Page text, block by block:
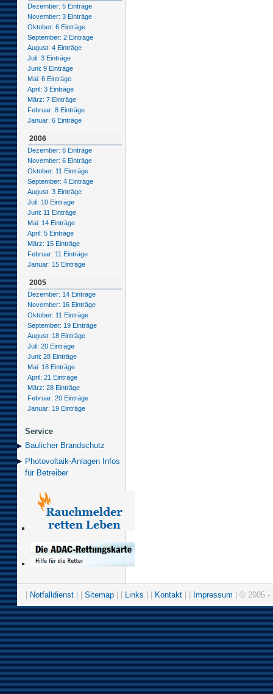
Dezember: 5 Einträge
November: 3 Einträge
Oktober: 6 Einträge
September: 2 Einträge
August: 4 Einträge
Juli: 3 Einträge
Juni: 9 Einträge
Mai: 6 Einträge
April: 3 Einträge
März: 7 Einträge
Februar: 8 Einträge
Januar: 6 Einträge
2006
Dezember: 6 Einträge
November: 6 Einträge
Oktober: 11 Einträge
September: 4 Einträge
August: 3 Einträge
Juli: 10 Einträge
Juni: 11 Einträge
Mai: 14 Einträge
April: 5 Einträge
März: 15 Einträge
Februar: 11 Einträge
Januar: 15 Einträge
2005
Dezember: 14 Einträge
November: 16 Einträge
Oktober: 11 Einträge
September: 19 Einträge
August: 18 Einträge
Juli: 20 Einträge
Juni: 28 Einträge
Mai: 18 Einträge
April: 21 Einträge
März: 28 Einträge
Februar: 20 Einträge
Januar: 19 Einträge
Service
Baulicher Brand­schutz
Photovoltaik-Anlagen Infos
für Betreiber
Notfalldienst Sitemap Links Kontakt Impressum | © 2005 -